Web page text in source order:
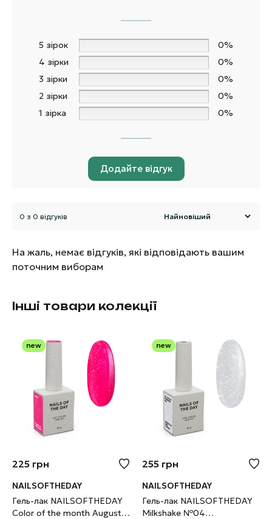
5 зірок
0%
4 зірки
0%
3 зірки
0%
2 зірки
0%
1 зірка
0%
Додайте відгук
0 з 0 відгуків
На жаль, немає відгуків, які відповідають вашим
поточним виборам
Інші товари колекції
new
225 грн
NAILSOFTHEDAY
Гель-лак NAILSOFTHEDAY
Color of the month August
new
255 грн
NAILSOFTHEDAY
Гель-лак NAILSOFTHEDAY
Milkshake №04